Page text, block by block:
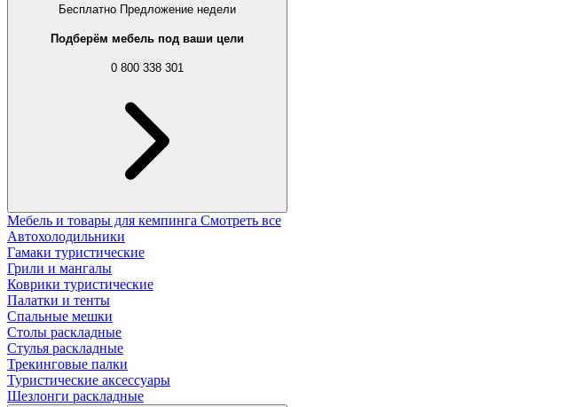
Бесплатно Предложение недели
Подберём мебель под ваши цели
0 800 338 301
Мебель и товары для кемпинга Смотреть все
Автохолодильники
Гамаки туристические
Грили и мангалы
Коврики туристические
Палатки и тенты
Спальные мешки
Столы раскладные
Стулья раскладные
Трекинговые палки
Туристические аксессуары
Шезлонги раскладные
Садовая палатка-павильон Jumi Kibris складывается с москитной сеткой
9 668 грн